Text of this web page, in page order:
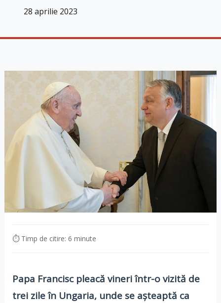
28 aprilie 2023
⏱ Timp de citire: 6 minute
Papa Francisc pleacă vineri într-o vizită de
trei zile în Ungaria, unde se aşteaptă ca